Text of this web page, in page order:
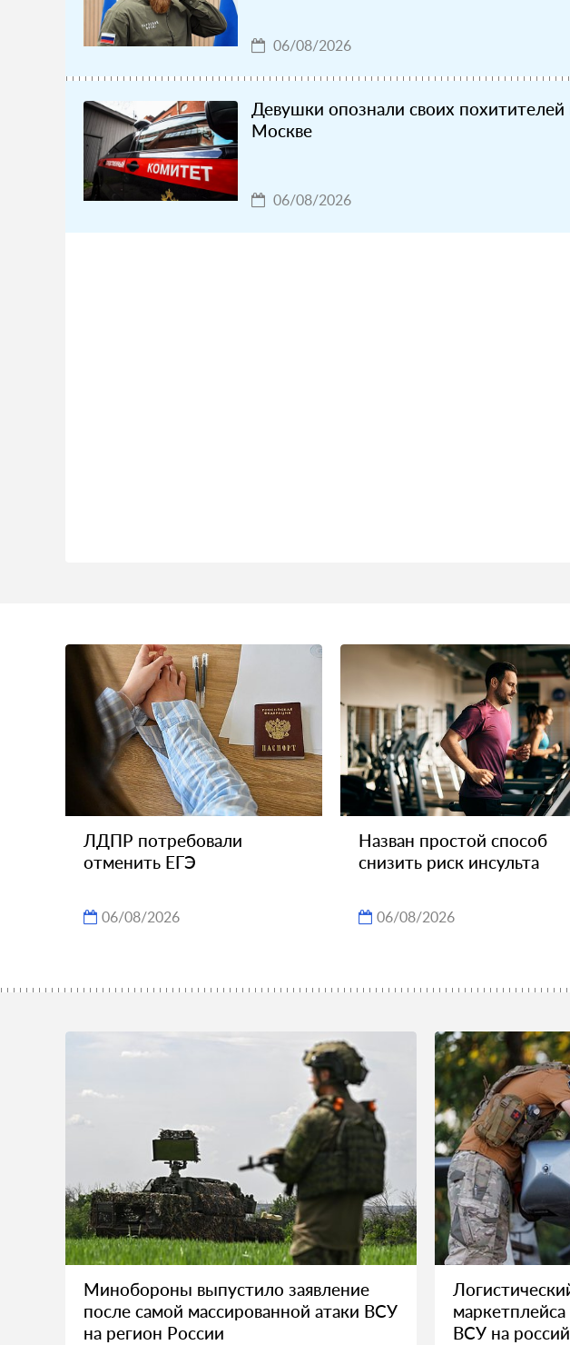
06/08/2026
Девушки опознали своих похитителей
Москве
06/08/2026
ЛДПР потребовали
отменить ЕГЭ
06/08/2026
Назван простой способ
снизить риск инсульта
06/08/2026
Минобороны выпустило заявление
после самой массированной атаки ВСУ
на регион России
ВСУ на